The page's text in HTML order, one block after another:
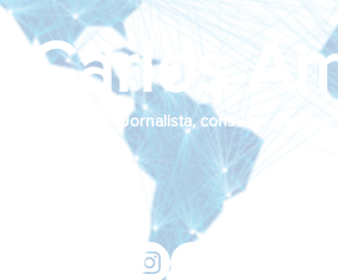
Carlos
Jornalista, consultor de